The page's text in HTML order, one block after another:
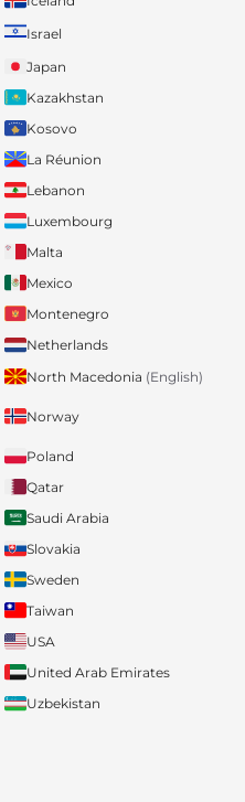
Israel
Japan
Kazakhstan
Kosovo
La Réunion
Lebanon
Luxembourg
Malta
Mexico
Montenegro
Netherlands
North Macedonia (English)
Norway
Poland
Qatar
Saudi Arabia
Slovakia
Sweden
Taiwan
USA
United Arab Emirates
Uzbekistan